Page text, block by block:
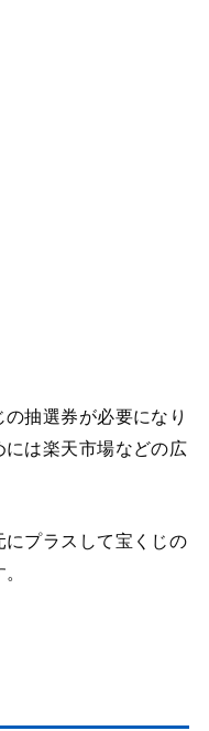
抽選券が必要になり
には楽天市場などの広
プラスして宝くじの